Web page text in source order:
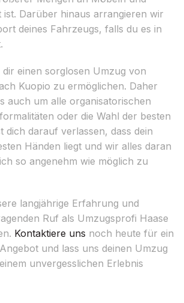
ist. Darüber hinaus arrangieren wir
deines Fahrzeugs, falls du es in
dir einen sorglosen Umzug von
Kuopio zu ermöglichen. Daher
auch um alle organisatorischen
oder die Wahl der besten
dich darauf verlassen, dass dein
Händen liegt und wir alles daran
so angenehm wie möglich zu
langjährige Erfahrung und
Ruf als Umzugsprofi Haase
Kontaktiere uns noch heute für ein
und lass uns deinen Umzug
unvergesslichen Erlebnis